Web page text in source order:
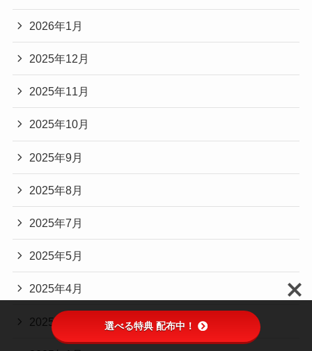
2026年1月
2025年12月
2025年11月
2025年10月
2025年9月
2025年8月
2025年7月
2025年5月
2025年4月
2025年2月 選べる特典 配布中！